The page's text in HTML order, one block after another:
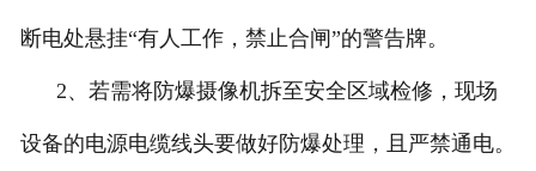
断电处悬挂“有人工作，禁止合闸”的警告牌。
2、若需将防爆摄像机拆至安全区域检修，现场
设备的电源电缆线头要做好防爆处理，且严禁通电。